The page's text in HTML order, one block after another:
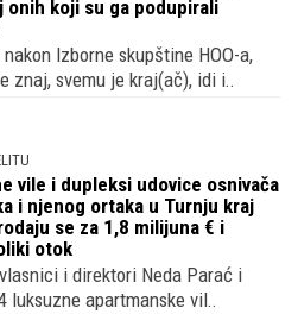
onih koji su ga podupirali
Izborne skupštine HOO-a,
znaj, svemu je kraj(ač), idi i..
vile i dupleksi udovice osnivača
i njenog ortaka u Turnju kraj
se za 1,8 milijuna € i
otok
i direktori Neda Parać i
luksuzne apartmanske vil..